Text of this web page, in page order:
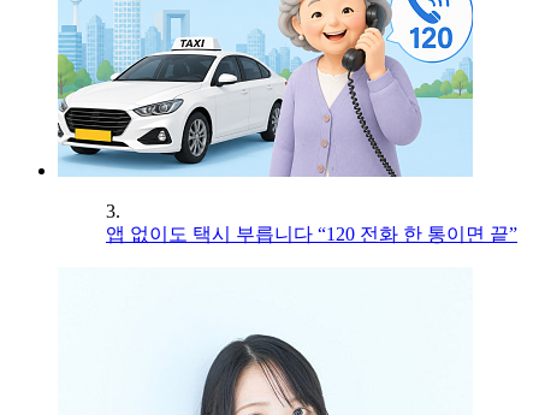
3.
앱 없이도 택시 부릅니다 “120 전화 한 통이면 끝”